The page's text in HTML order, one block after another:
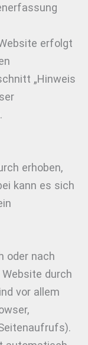
erfolgt
„Hinweis
erhoben,
kann es sich
oder nach
durch
vor allem